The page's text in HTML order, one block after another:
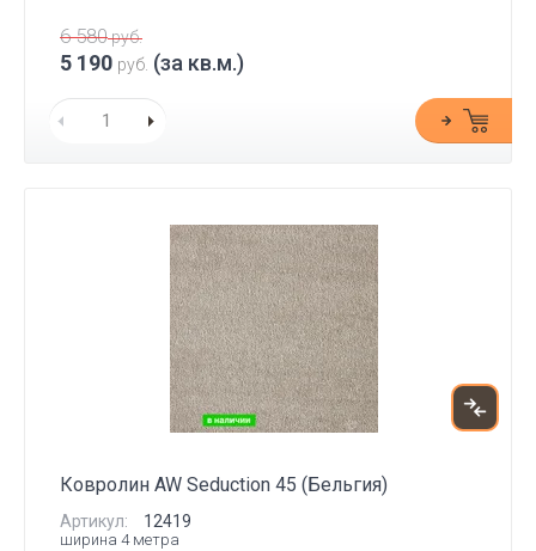
6 580руб.
5 190 руб. (за кв.м.)
Ковролин AW Seduction 45 (Бельгия)
Артикул: 12419
ширина 4 метра